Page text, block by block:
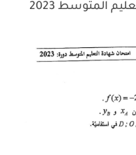
المتوسط 2023